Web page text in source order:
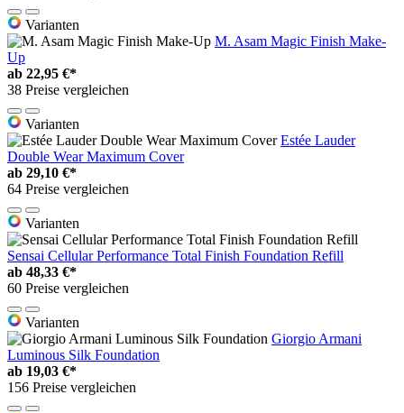
Varianten
M. Asam Magic Finish Make-
Up
ab 22,95 €*
38 Preise vergleichen
Varianten
Estée Lauder
Double Wear Maximum Cover
ab 29,10 €*
64 Preise vergleichen
Varianten
Sensai Cellular Performance Total Finish Foundation Refill
ab 48,33 €*
60 Preise vergleichen
Varianten
Giorgio Armani
Luminous Silk Foundation
ab 19,03 €*
156 Preise vergleichen